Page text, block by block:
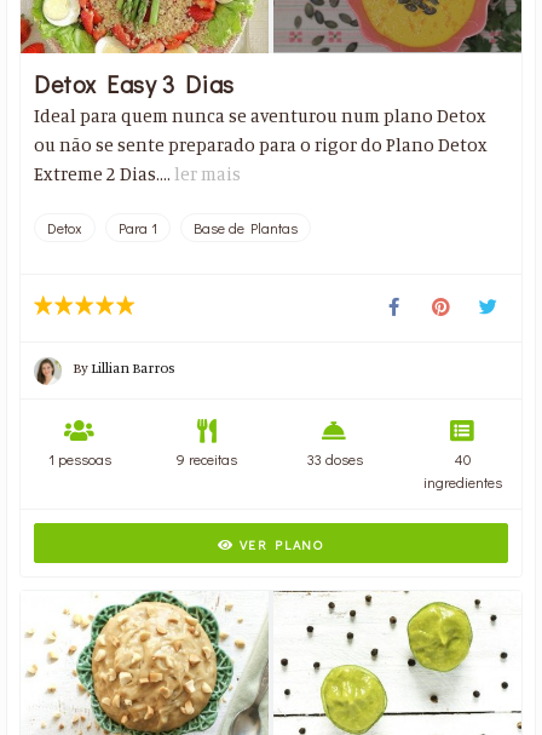
Detox Easy 3 Dias
Ideal para quem nunca se aventurou num plano Detox
ou não se sente preparado para o rigor do Plano Detox
Extreme 2 Dias....ler mais
Detox Para 1 Base de Plantas
By Lillian Barros
1 pessoas 9 receitas 33 doses
40
ingredientes
VER PLANO